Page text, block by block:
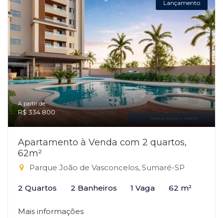
Lançamento
A partir de:
R$ 334.800
Apartamento à Venda com 2 quartos,
62m²
Parque João de Vasconcelos, Sumaré-SP
2 Quartos 2 Banheiros 1 Vaga 62 m²
Mais informações